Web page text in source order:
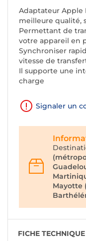
Adaptateur Apple
meilleure qualité,
Permettant de
votre appareil en
Synchroniser
vitesse de
Il supporte une
charge
Signaler un
Mayotte
FICHE TECHNIQUE